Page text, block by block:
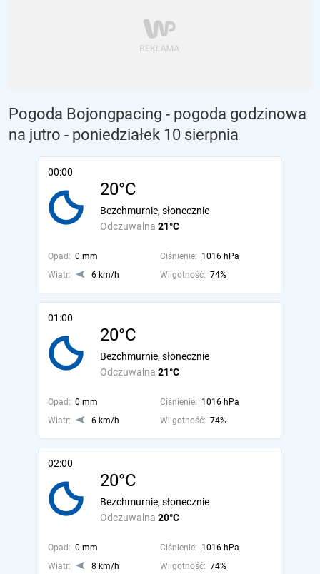
Pogoda Bojongpacing - pogoda godzinowa
na jutro - poniedziałek 10 sierpnia
00:00
20°C
Odczuwalna 21°C
Bezchmurnie, słonecznie
Opad: 0 mm Ciśnienie: 1016 hPa
Wiatr:
6 km/h Wilgotność: 74%
01:00
20°C
Odczuwalna 21°C
Bezchmurnie, słonecznie
Opad: 0 mm Ciśnienie: 1016 hPa
Wiatr:
6 km/h Wilgotność: 74%
02:00
20°C
Odczuwalna 20°C
Bezchmurnie, słonecznie
Opad: 0 mm Ciśnienie: 1016 hPa
Wiatr:
8 km/h Wilgotność: 74%